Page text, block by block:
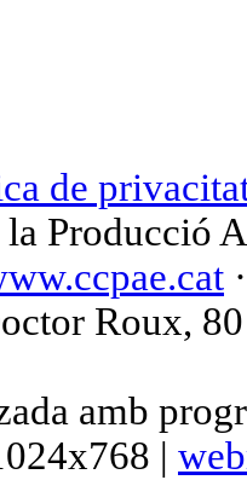
de
Producció
Roux,
amb
|